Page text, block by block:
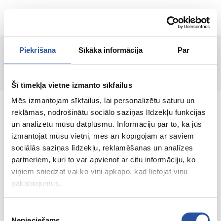
Piekrišana Sīkāka informācija Par
Šī tīmekļa vietne izmanto sīkfailus
Mēs izmantojam sīkfailus, lai personalizētu saturu un
reklāmas, nodrošinātu sociālo saziņas līdzekļu funkcijas
un analizētu mūsu datplūsmu. Informāciju par to, kā jūs
izmantojat mūsu vietni, mēs arī kopīgojam ar saviem
sociālās saziņas līdzekļu, reklamēšanas un analīzes
partneriem, kuri to var apvienot ar citu informāciju, ko
viņiem sniedzat vai ko viņi apkopo, kad lietojat viņu
pakalpojumus.
RU
Страница не найдена!
Интернет-магазин с выгодными ценами и
качественными товарами, где
удовлетворённость клиента является нашей
главной ценностью.
Vse dlja vashego doma i sada!